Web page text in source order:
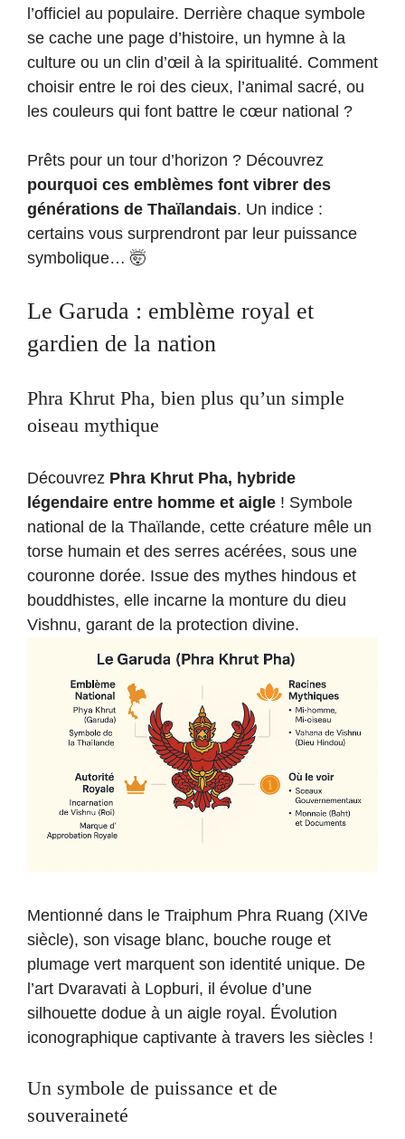
l’officiel au populaire. Derrière chaque symbole
se cache une page d’histoire, un hymne à la
culture ou un clin d’œil à la spiritualité. Comment
choisir entre le roi des cieux, l’animal sacré, ou
les couleurs qui font battre le cœur national ?
Prêts pour un tour d’horizon ? Découvrez
pourquoi ces emblèmes font vibrer des
générations de Thaïlandais. Un indice :
certains vous surprendront par leur puissance
symbolique… 🤯
Le Garuda : emblème royal et
gardien de la nation
Phra Khrut Pha, bien plus qu’un simple
oiseau mythique
Découvrez Phra Khrut Pha, hybride
légendaire entre homme et aigle ! Symbole
national de la Thaïlande, cette créature mêle un
torse humain et des serres acérées, sous une
couronne dorée. Issue des mythes hindous et
bouddhistes, elle incarne la monture du dieu
Vishnu, garant de la protection divine.
Mentionné dans le Traiphum Phra Ruang (XIVe
siècle), son visage blanc, bouche rouge et
plumage vert marquent son identité unique. De
l’art Dvaravati à Lopburi, il évolue d’une
silhouette dodue à un aigle royal. Évolution
iconographique captivante à travers les siècles !
Un symbole de puissance et de
souveraineté